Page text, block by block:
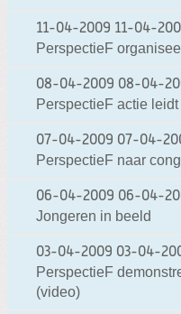
11-04-2009 11-04-
PerspectieF
08-04-2009 08-04-
PerspectieF actie
07-04-2009 07-04-
PerspectieF naar
06-04-2009 06-04-
Jongeren in beeld
03-04-2009 03-04-
PerspectieF
(video)